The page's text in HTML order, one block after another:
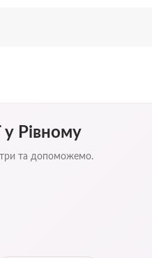
у Рівному
та допоможемо.